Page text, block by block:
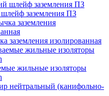
заземления ПЗ
заземления изолированная
жильные изоляторы